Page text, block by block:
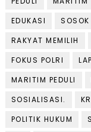
EDUKASI
SOSOK
RAKYAT MEMILIH
FOKUS POLRI
MARITIM PEDULI
SOSIALISASI.
POLITIK HUKUM